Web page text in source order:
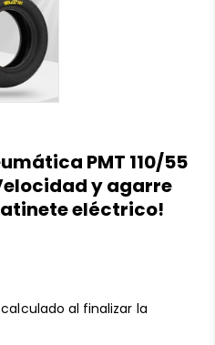
PMT 110/55
y agarre
eléctrico!
calculado al finalizar la